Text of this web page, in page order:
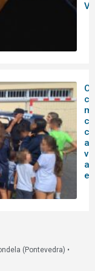
O
(Pontevedra) •